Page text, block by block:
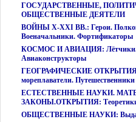
ГОСУДАРСТВЕННЫЕ,
ОБЩЕСТВЕННЫЕ ДЕЯТЕЛИ
ВОЙНЫ X-XXI ВВ.: Герои.
Военачальники. Фортификаторы
КОСМОС И АВИАЦИЯ: Лётчики.
Авиаконструкторы
ГЕОГРАФИЧЕСКИЕ ОТКРЫТИЯ:
мореплаватели. Путешественники
ЕСТЕСТВЕННЫЕ НАУКИ.
ЗАКОНЫ.ОТКРЫТИЯ: Теоретики.
ОБЩЕСТВЕННЫЕ НАУКИ: